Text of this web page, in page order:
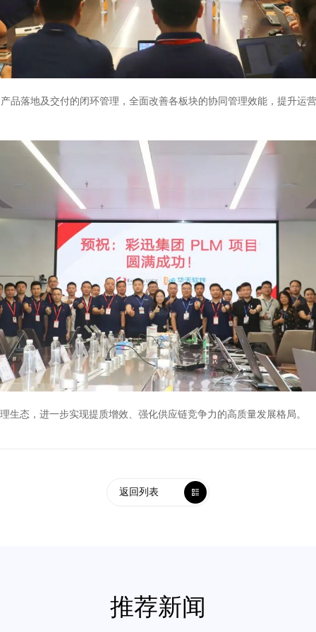
品落地及交付的闭环管理，全面改善各板块的协同管理效能，提升运
生态，进一步实现提质增效、强化供应链竞争力的高质量发展格局。
返回列表
推荐新闻